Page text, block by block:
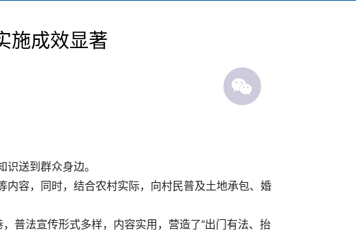
施成效显著
送到群众身边。
容，同时，结合农村实际，向村民普及土地承包、婚
普法宣传形式多样，内容实用，营造了“出门有法、抬